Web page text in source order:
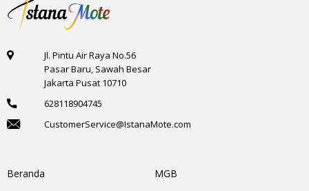
Jl. Pintu Air Raya No.56
Pasar Baru, Sawah Besar
Jakarta Pusat 10710
628118904745
CustomerService@IstanaMote.com
Beranda MGB